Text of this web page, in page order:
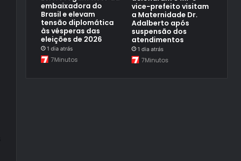
embaixadora do
Brasil e elevam
tensão diplomática
às vésperas das
eleições de 2026
1 dia atrás
7Minutos
vice-prefeito visitam
a Maternidade Dr.
Adalberto após
suspensão dos
atendimentos
1 dia atrás
7Minutos